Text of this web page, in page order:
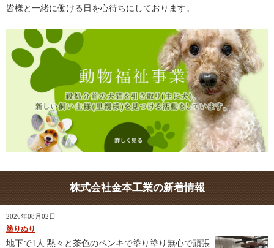
皆様と一緒に働ける日を心待ちにしております。
株式会社金本工業の新着情報
2026年08月02日
塗りぬり
地下で1人 黙々と茶色のペンキで塗り塗り無心で頑張